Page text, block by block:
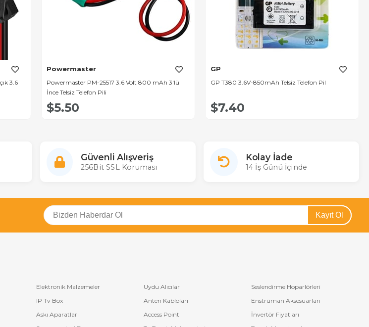
3.6
Powermaster
Powermaster PM-25517 3.6 Volt 800 mAh 3'lü
İnce Telsiz Telefon Pili
$5.50
GP
GP T380 3.6V-850mAh Telsiz Telefon Pil
$7.40
Güvenli Alışveriş
256Bit SSL Koruması
Kolay İade
14 İş Günü İçinde
Kayıt Ol
Elektronik Malzemeler Uydu Alıcılar
Seslendirme Hoparlörleri
IP Tv Box Anten Kabloları
Enstrüman Aksesuarları
Askı Aparatları Access Point
İnvertör Fiyatları